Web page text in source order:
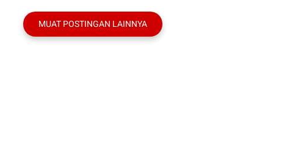
MUAT POSTINGAN LAINNYA